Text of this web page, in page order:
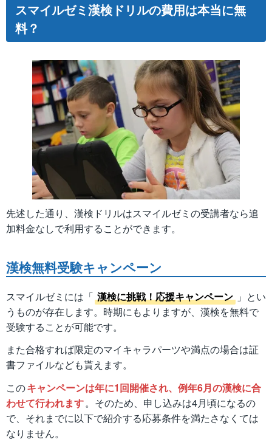
スマイルゼミ漢検ドリルの費用は本当に無
料？
先述した通り、漢検ドリルはスマイルゼミの受講者なら追
加料金なしで利用することができます。
漢検無料受験キャンペーン
スマイルゼミには「 漢検に挑戦！応援キャンペーン 」とい
うものが存在します。時期にもよりますが、漢検を無料で
受験することが可能です。
また合格すれば限定のマイキャラパーツや満点の場合は証
書ファイルなども貰えます。
このキャンペーンは年に1回開催され、例年6月の漢検に合
わせて行われます。そのため、申し込みは4月頃になるの
で、それまでに以下で紹介する応募条件を満たさなくては
なりません。